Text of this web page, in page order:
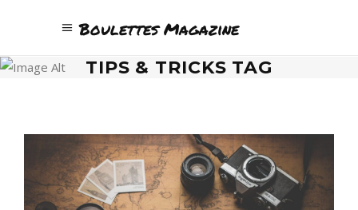
Boulettes Magazine
TIPS & TRICKS TAG